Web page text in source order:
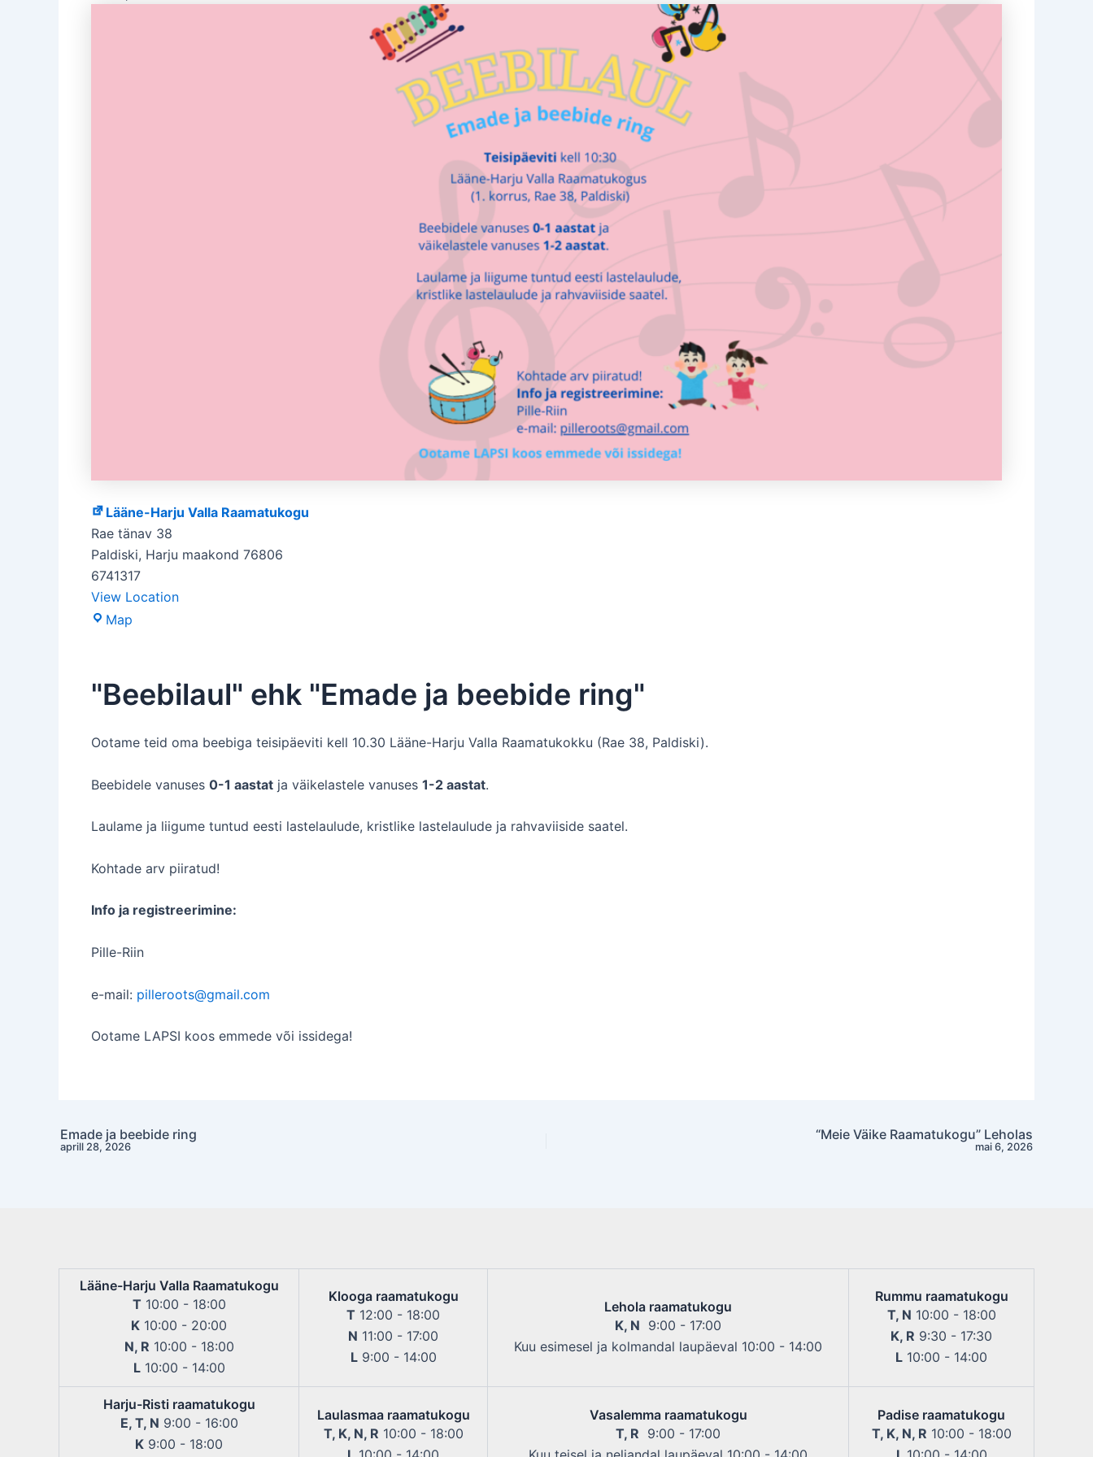
Lääne-Harju Valla Raamatukogu
Rae tänav 38
Paldiski, Harju maakond 76806
6741317
View Location
Map
Raamatukogu
"Beebilaul" ehk "Emade ja beebide ring"
Ootame teid oma beebiga teisipäeviti kell 10.30 Lääne-Harju Valla Raamatukokku (Rae 38, Paldiski).
Beebidele vanuses 0-1 aastat ja väikelastele vanuses 1-2 aastat.
Laulame ja liigume tuntud eesti lastelaulude, kristlike lastelaulude ja rahvaviiside saatel.
Kohtade arv piiratud!
Info ja registreerimine:
Pille-Riin
e-mail: pilleroots@gmail.com
Ootame LAPSI koos emmede või issidega!
Post
navigation
Emade ja beebide ring
aprill 28, 2026
“Meie Väike Raamatukogu” Leholas
mai 6, 2026
Lääne-Harju Valla Raamatukogu
T 10:00 - 18:00
K 10:00 - 20:00
N, R 10:00 - 18:00
L10:00 - 14:00
Klooga raamatukogu
T 12:00 - 18:00
N 11:00 - 17:00
L9:00 - 14:00
Lehola raamatukogu
K, N 9:00 - 17:00
Kuu esimesel ja kolmandal laupäeval 10:00 - 14:00
Rummu raamatukogu
T, N 10:00 - 18:00
K, R 9:30 - 17:30
L 10:00 - 14:00
Harju-Risti raamatukogu
E, T, N 9:00 - 16:00
K 9:00 - 18:00
Laulasmaa raamatukogu
T, K, N, R 10:00 - 18:00
Vasalemma raamatukogu
T, R 9:00 - 17:00
Padise raamatukogu
T, K, N, R 10:00 - 18:00